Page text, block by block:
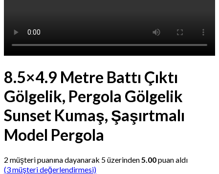
8.5×4.9 Metre Battı Çıktı
Gölgelik, Pergola Gölgelik
Sunset Kumaş, Şaşırtmalı
Model Pergola
2 müşteri puanına dayanarak 5 üzerinden5.00puan aldı
(3müşteri değerlendirmesi)